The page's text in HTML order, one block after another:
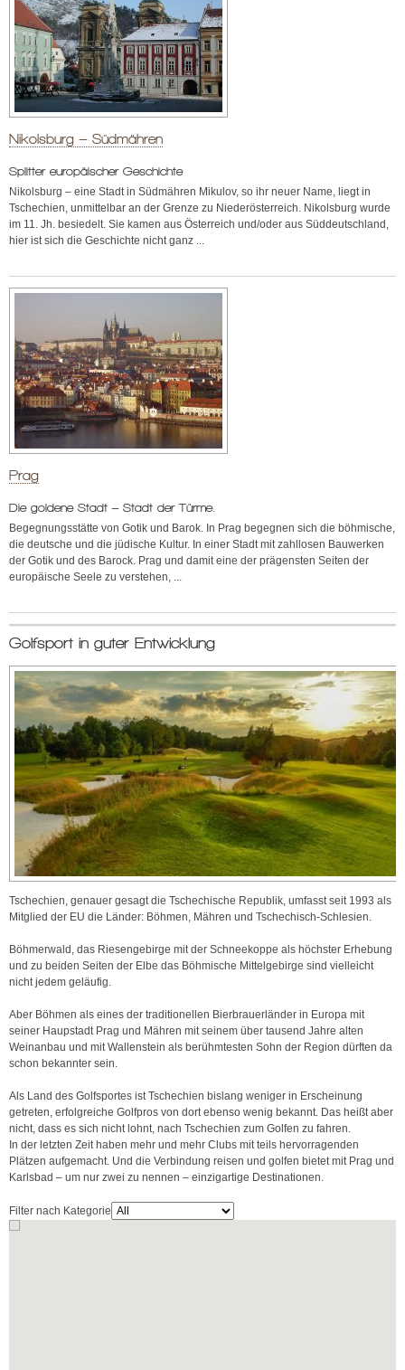
Nikolsburg – Südmähren
Splitter europäischer Geschichte
Nikolsburg – eine Stadt in Südmähren Mikulov, so ihr neuer Name, liegt in
Tschechien, unmittelbar an der Grenze zu Niederösterreich. Nikolsburg wurde
im 11. Jh. besiedelt. Sie kamen aus Österreich und/oder aus Süddeutschland,
hier ist sich die Geschichte nicht ganz ...
Prag
Die goldene Stadt – Stadt der Türme.
Begegnungsstätte von Gotik und Barok. In Prag begegnen sich die böhmische,
die deutsche und die jüdische Kultur. In einer Stadt mit zahllosen Bauwerken
der Gotik und des Barock. Prag und damit eine der prägensten Seiten der
europäische Seele zu verstehen, ...
Golfsport in guter Entwicklung
Tschechien, genauer gesagt die Tschechische Republik, umfasst seit 1993 als
Mitglied der EU die Länder: Böhmen, Mähren und Tschechisch-Schlesien.
Böhmerwald, das Riesengebirge mit der Schneekoppe als höchster Erhebung
und zu beiden Seiten der Elbe das Böhmische Mittelgebirge sind vielleicht
nicht jedem geläufig.
Aber Böhmen als eines der traditionellen Bierbrauerländer in Europa mit
seiner Haupstadt Prag und Mähren mit seinem über tausend Jahre alten
Weinanbau und mit Wallenstein als berühmtesten Sohn der Region dürften da
schon bekannter sein.
Als Land des Golfsportes ist Tschechien bislang weniger in Erscheinung
getreten, erfolgreiche Golfpros von dort ebenso wenig bekannt. Das heißt aber
nicht, dass es sich nicht lohnt, nach Tschechien zum Golfen zu fahren.
In der letzten Zeit haben mehr und mehr Clubs mit teils hervorragenden
Plätzen aufgemacht. Und die Verbindung reisen und golfen bietet mit Prag und
Karlsbad – um nur zwei zu nennen – einzigartige Destinationen.
Filter nach Kategorie